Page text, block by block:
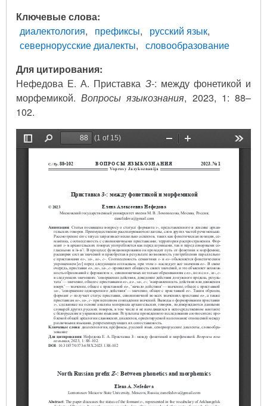
Ключевые слова
диалектология
префиксы
русский язык
севернорусские диалекты
словообразование
Для цитирования:
Нефедова Е. А. Приставка З-: между фонетикой и
морфемикой.Вопросы языкознания, 2023, 1: 88–
102.